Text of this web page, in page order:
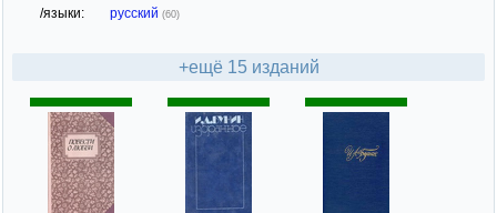
/языки: русский (60)
+ещё 15 изданий